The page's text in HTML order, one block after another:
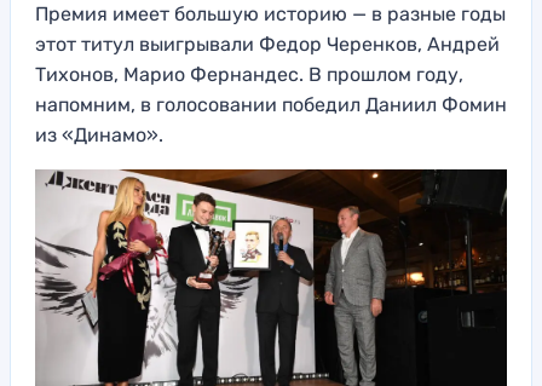
Премия имеет большую историю — в разные годы
этот титул выигрывали Федор Черенков, Андрей
Тихонов, Марио Фернандес. В прошлом году,
напомним, в голосовании победил Даниил Фомин
из «Динамо».